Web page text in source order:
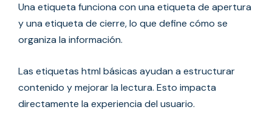
Una etiqueta funciona con una etiqueta de apertura
y una etiqueta de cierre, lo que define cómo se
organiza la información.
Las etiquetas html básicas ayudan a estructurar
contenido y mejorar la lectura. Esto impacta
directamente la experiencia del usuario.